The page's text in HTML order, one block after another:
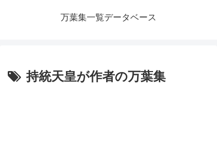
万葉集一覧データベース
持統天皇が作者の万葉集